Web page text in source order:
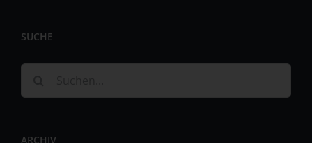
SUCHE
nach:
ARCHIV
personenbezogene Daten von dem für die Verarbeitung
Verarbeitung ist jeder mit oder ohne Hilfe automatisierter